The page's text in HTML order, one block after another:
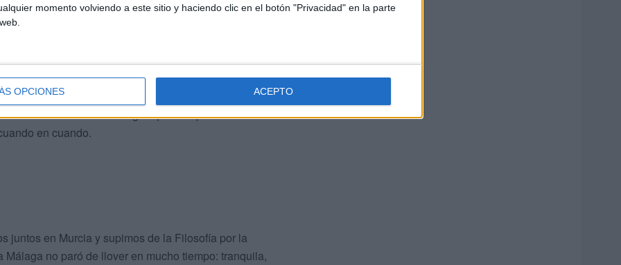
momento volviendo a este sitio y haciendo clic en el botón "Privacidad" en la parte
OPCIONES ACEPTO
de Huelin donde estuvimos tantas veces.
dietas y mejunjes para conquistar la salud. Mercedes,
escapa de la realidad reflejándola en sus cuadros..mi
no supimos resolver que mujeres muy sabias son
descubrí todas las Málagas que uno puede
en cuando.
juntos en Murcia y supimos de la Filosofía por la
no paró de llover en mucho tiempo: tranquila,